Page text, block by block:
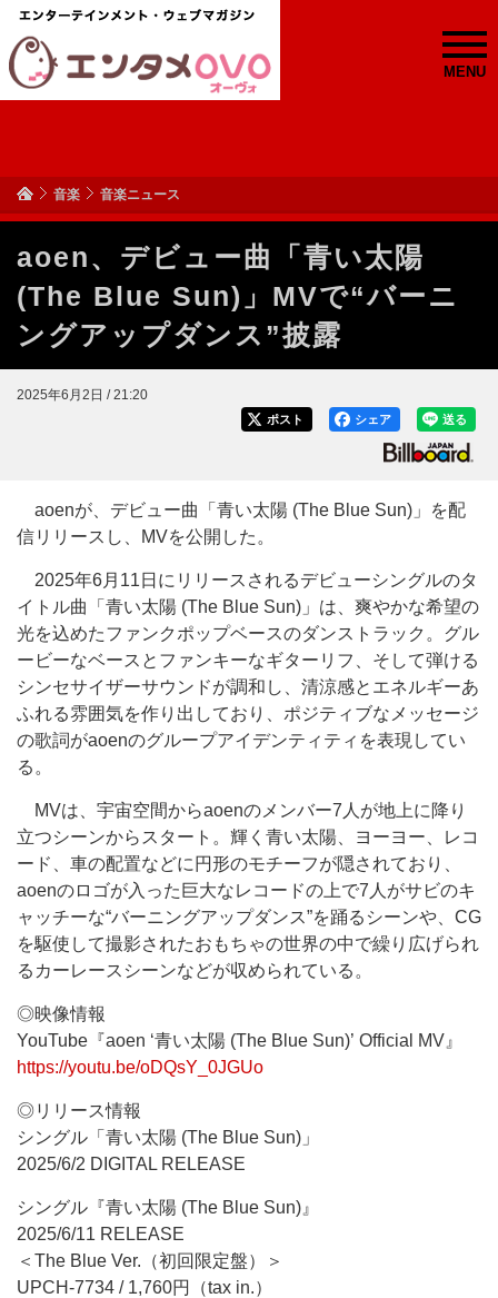
MENU
音楽 音楽ニュース
aoen、デビュー曲「青い太陽
(The Blue Sun)」MVで“バーニ
ングアップダンス”披露
2025年6月2日 / 21:20
送る
シェア
ポスト
aoenが、デビュー曲「青い太陽 (The Blue Sun)」を配
信リリースし、MVを公開した。
2025年6月11日にリリースされるデビューシングルのタ
イトル曲「青い太陽 (The Blue Sun)」は、爽やかな希望の
光を込めたファンクポップベースのダンストラック。グル
ービーなベースとファンキーなギターリフ、そして弾ける
シンセサイザーサウンドが調和し、清涼感とエネルギーあ
ふれる雰囲気を作り出しており、ポジティブなメッセージ
の歌詞がaoenのグループアイデンティティを表現してい
る。
MVは、宇宙空間からaoenのメンバー7人が地上に降り
立つシーンからスタート。輝く青い太陽、ヨーヨー、レコ
ード、車の配置などに円形のモチーフが隠されており、
aoenのロゴが入った巨大なレコードの上で7人がサビのキ
ャッチーな“バーニングアップダンス”を踊るシーンや、CG
を駆使して撮影されたおもちゃの世界の中で繰り広げられ
るカーレースシーンなどが収められている。
◎映像情報
YouTube『aoen ‘青い太陽 (The Blue Sun)’ Official MV』
https://youtu.be/oDQsY_0JGUo
◎リリース情報
シングル「青い太陽 (The Blue Sun)」
2025/6/2 DIGITAL RELEASE
シングル『青い太陽 (The Blue Sun)』
2025/6/11 RELEASE
＜The Blue Ver.（初回限定盤）＞
UPCH-7734 / 1,760円（tax in.）